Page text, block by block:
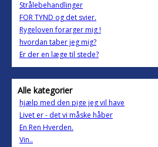
Strålebehandlinger
FOR TYND og det svier.
Rygeloven forarger mig !
hvordan taber jeg mig?
Er der en læge til stede?
Alle kategorier
hjælp med den pige jeg vil have
Livet er - det vi måske håber
En Ren Hverden.
Vin..